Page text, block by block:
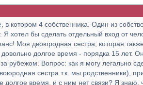
котором 4 собственника. Один из
Я хотел бы сделать отдельный вход от
Моя двоюродная сестра, которая
довольно долгое время - порядка 15 лет.
рубежом. Вопрос: как я могу легально
сестра т.к. мы родственники),
долгое время, и с ним нет связи? Я знаю,